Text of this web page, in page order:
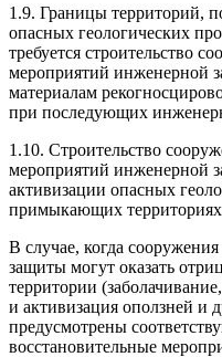
1.9. Границы территорий,
опасных геологических
требуется строительство
мероприятий инженерной
материалам
при последую­щих
1.10. Строительство
мероприятий инженерной
активизации опасных
примыкающих
В случае, когда
защиты могут оказать
территории
и активизация оползней и
предусмотрены
восстановительные